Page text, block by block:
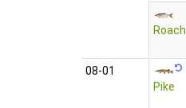
Roach
08‑01
Pike